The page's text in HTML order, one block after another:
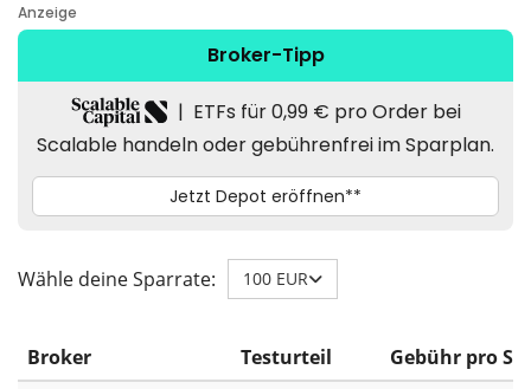
Wähle deine Sparrate: 100 EUR
Broker Testurteil Gebühr pro